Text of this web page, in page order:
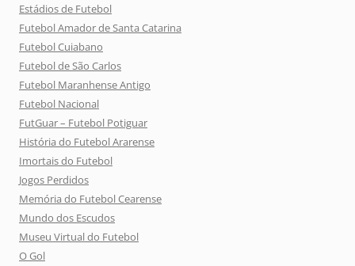
Estádios de Futebol
Futebol Amador de Santa Catarina
Futebol Cuiabano
Futebol de São Carlos
Futebol Maranhense Antigo
Futebol Nacional
FutGuar – Futebol Potiguar
História do Futebol Ararense
Imortais do Futebol
Jogos Perdidos
Memória do Futebol Cearense
Mundo dos Escudos
Museu Virtual do Futebol
O Gol